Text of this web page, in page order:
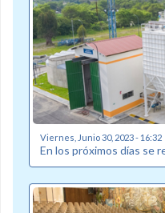
Viernes, Junio 30, 2023 - 16:32
En los próximos días se